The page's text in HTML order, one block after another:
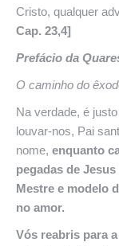
Cristo, qualquer
Cap. 23,4]
Prefácio da
O caminho do
Na verdade, é
louvar-nos, Pai
nome, enquanto
pegadas de
Mestre e modelo
no amor.
Vós reabris para